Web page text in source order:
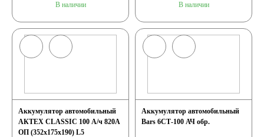
В наличии В наличии
Аккумулятор автомобильный
АКТЕХ CLASSIC 100 А/ч 820А
ОП (352x175x190) L5
Аккумулятор автомобильный
Bars 6СТ-100 АЧ обр.